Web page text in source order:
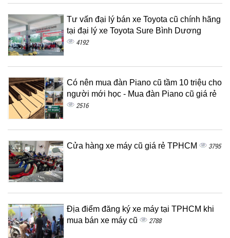
Tư vấn đại lý bán xe Toyota cũ chính hãng
tại đại lý xe Toyota Sure Bình Dương
4192
Có nên mua đàn Piano cũ tầm 10 triệu cho
người mới học - Mua đàn Piano cũ giá rẻ
2516
Cửa hàng xe máy cũ giá rẻ TPHCM 3795
Địa điểm đăng ký xe máy tại TPHCM khi
mua bán xe máy cũ
2788